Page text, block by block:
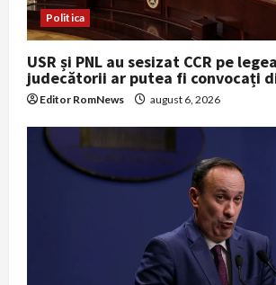
Politica
USR și PNL au sesizat CCR pe
judecătorii ar putea fi convocați
Editor RomNews august 6, 2026